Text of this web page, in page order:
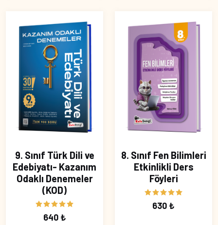
9. Sınıf Türk Dili ve
Edebiyatı- Kazanım
Odaklı Denemeler
(KOD)
640 ₺
8. Sınıf Fen Bilimleri
Etkinlikli Ders
Föyleri
630 ₺